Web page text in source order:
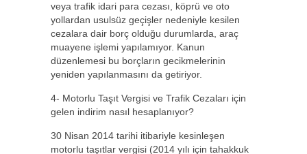
veya trafik idari para cezası, köprü ve oto
yollardan usulsüz geçişler nedeniyle kesilen
cezalara dair borç olduğu durumlarda, araç
muayene işlemi yapılamıyor. Kanun
düzenlemesi bu borçların gecikmelerinin
yeniden yapılanmasını da getiriyor.
4- Motorlu Taşıt Vergisi ve Trafik Cezaları için
gelen indirim nasıl hesaplanıyor?
30 Nisan 2014 tarihi itibariyle kesinleşen
motorlu taşıtlar vergisi (2014 yılı için tahakkuk